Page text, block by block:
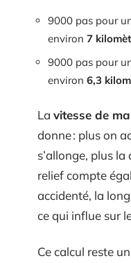
9000 pas pour
environ 7
9000 pas pour
environ 6,3
La vitesse de
donne : plus on
s’allonge, plus
relief compte
accidenté, la
ce qui influe sur
Ce calcul reste